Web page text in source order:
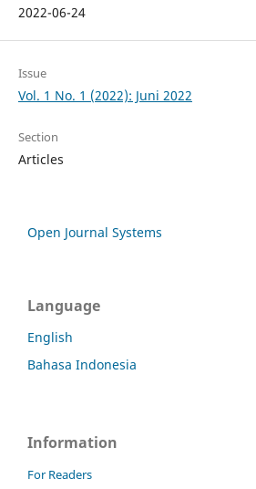
2022-06-24
Issue
Vol. 1 No. 1 (2022): Juni 2022
Section
Articles
Open Journal Systems
Language
English
Bahasa Indonesia
Information
For Readers